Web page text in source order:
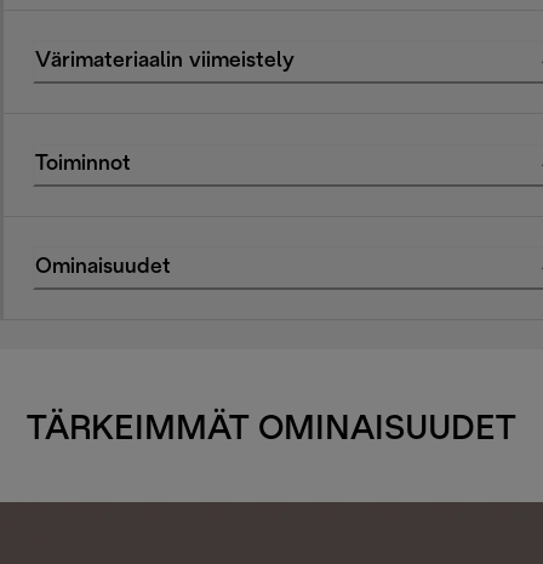
Värimateriaalin viimeistely
Toiminnot
Ominaisuudet
TÄRKEIMMÄT OMINAISUUDET